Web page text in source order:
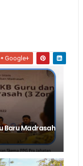
Google+
Baru Madrasah